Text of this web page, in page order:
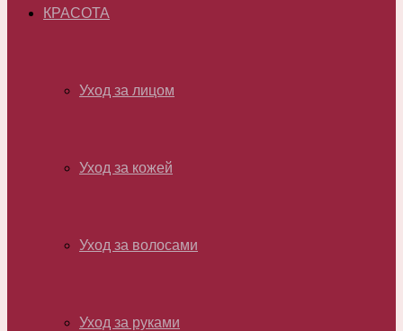
КРАСОТА
Уход за лицом
Уход за кожей
Уход за волосами
Уход за руками